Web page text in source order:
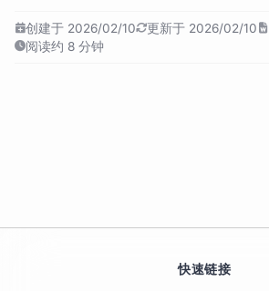
创建于 2026/02/10 更新于 2026/02/10
阅读约 8 分钟
快速链接